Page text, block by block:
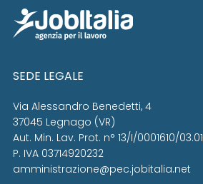
SEDE LEGALE
Via Alessandro Benedetti, 4
37045 Legnago (VR)
Aut. Min. Lav. Prot. n° 13/I/0001610/03.01
P. IVA 03714920232
amministrazione@pec.jobitalia.net